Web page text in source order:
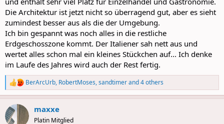
Die Architektur ist jetzt nicht so überragend gut, aber es sieht
zumindest besser aus als die der Umgebung.
Ich bin gespannt was noch alles in die restliche
Erdgeschosszone kommt. Der Italiener sah nett aus und
wertet alles schon mal ein kleines Stückchen auf... Ich denke
im Laufe des Jahres wird auch der Rest fertig.
R
e
a
c
t
BerArcUrb, RobertMoses,sandtimerand 4 others
maxxe
Platin Mitglied